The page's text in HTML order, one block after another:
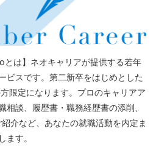
とは】ネオキャリアが提供する若年
ビスです。第二新卒をはじめとした
限定になります。プロのキャリアア
相談、履歴書・職務経歴書の添削、
介など、あなたの就職活動を内定ま
ます。